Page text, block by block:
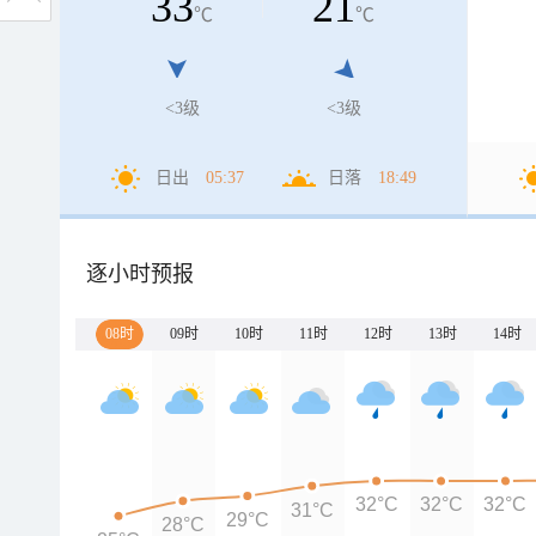
℃
<3级
℃
<3级
日出 05:37 日落 18:49
逐小时预报
08时 09时 10时 11时 12时 13时 14时
28°C 29°C 31°C 32°C 32°C 32°C